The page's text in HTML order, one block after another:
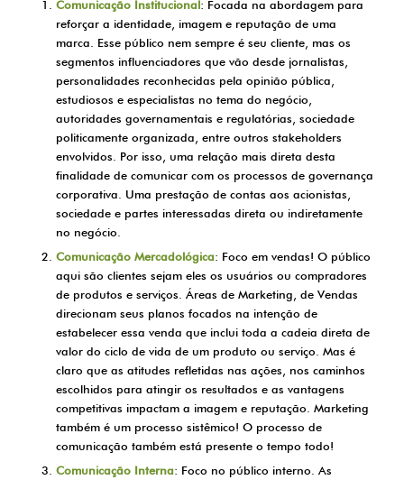
Comunicação Institucional: Focada na abordagem para
reforçar a identidade, imagem e reputação de uma
marca. Esse público nem sempre é seu cliente, mas os
segmentos influenciadores que vão desde jornalistas,
personalidades reconhecidas pela opinião pública,
estudiosos e especialistas no tema do negócio,
autoridades governamentais e regulatórias, sociedade
politicamente organizada, entre outros stakeholders
envolvidos. Por isso, uma relação mais direta desta
finalidade de comunicar com os processos de governança
corporativa. Uma prestação de contas aos acionistas,
sociedade e partes interessadas direta ou indiretamente
no negócio.
Comunicação Mercadológica: Foco em vendas! O público
aqui são clientes sejam eles os usuários ou compradores
de produtos e serviços. Áreas de Marketing, de Vendas
direcionam seus planos focados na intenção de
estabelecer essa venda que inclui toda a cadeia direta de
valor do ciclo de vida de um produto ou serviço. Mas é
claro que as atitudes refletidas nas ações, nos caminhos
escolhidos para atingir os resultados e as vantagens
competitivas impactam a imagem e reputação. Marketing
também é um processo sistêmico! O processo de
comunicação também está presente o tempo todo!
Comunicação Interna: Foco no público interno. As